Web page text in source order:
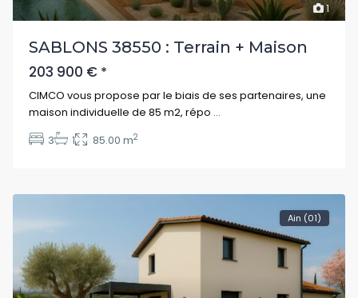
1
SABLONS 38550 : Terrain + Maison
203 900 € *
CIMCO vous propose par le biais de ses partenaires, une
maison individuelle de 85 m2, répo
3 1 85.00 m2
Ain (01)